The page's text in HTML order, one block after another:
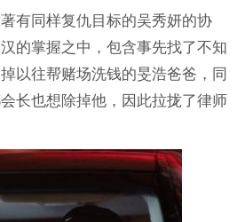
有同样复仇目标的吴秀妍的协
的掌握之中，包含事先找了不知
以往帮赌场洗钱的旻浩爸爸，同
长也想除掉他，因此拉拢了律师